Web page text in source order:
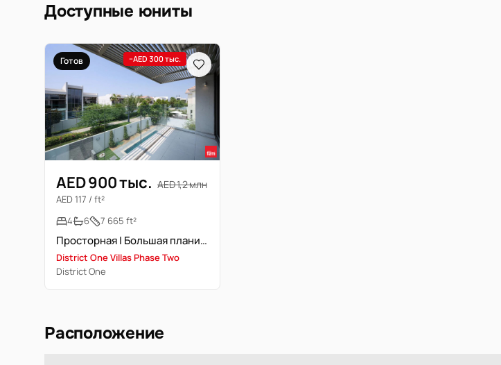
Доступные юниты
Готов −AED 300 тыс.
AED 900 тыс. AED 1,2 млн
AED 117 / ft²
4
6 7 665 ft²
Просторная | Большая планировка | Свободна
District One Villas Phase Two
District One
Расположение